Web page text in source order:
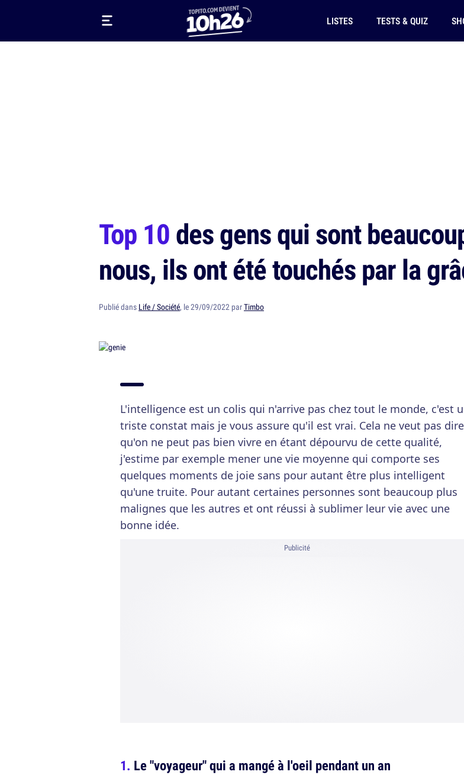
LISTES TESTS & QUIZ
Top 10des gens qui sont
nous, ils ont été touchés par la
Publié dans Life / Société, le 29/09/2022 parTimbo
L'intelligence est un colis qui n'arrive pas chez tout le monde, c'est
triste constat mais je vous assure qu'il est vrai. Cela ne veut pas dire
qu'on ne peut pas bien vivre en étant dépourvu de cette qualité,
j'estime par exemple mener une vie moyenne qui comporte ses
quelques moments de joie sans pour autant être plus intelligent
qu'une truite. Pour autant certaines personnes sont beaucoup plus
malignes que les autres et ont réussi à sublimer leur vie avec une
bonne idée.
Publicité
Le "voyageur" qui a mangé à l'oeil pendant un an